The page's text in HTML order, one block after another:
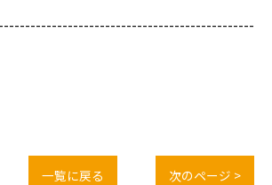
一覧に戻る 次のページ >